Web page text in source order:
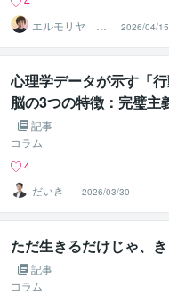
エルモリヤ レ
イコ
2026/04/15
心理学データが示す「
脳の3つの特徴：完璧主
学習された行動だった
記事
コラム
4
だいき
2026/03/30
ただ生きるだけじゃ、
記事
コラム